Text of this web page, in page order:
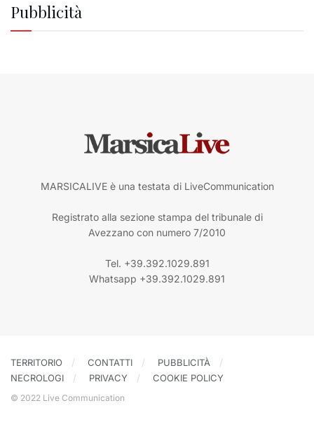
Pubblicità
MARSICALIVE è una testata di LiveCommunication
Registrato alla sezione stampa del tribunale di
Avezzano con numero 7/2010
Tel. +39.392.1029.891
Whatsapp +39.392.1029.891
TERRITORIO CONTATTI
PUBBLICITÀ
NECROLOGI
PRIVACY COOKIE POLICY
© 2022 Live Communication